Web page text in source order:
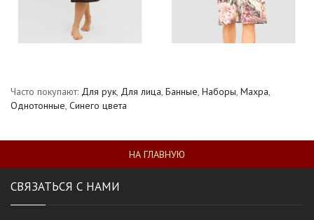
Часто покупают: Для рук, Для лица, Банные, Наборы, Махра,
Однотонные, Синего цвета
НА ГЛАВНУЮ
СВЯЗАТЬСЯ С НАМИ